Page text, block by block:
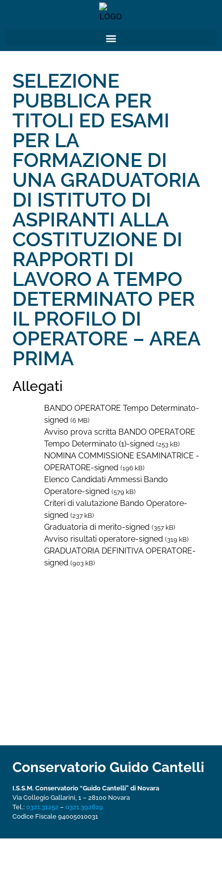
SELEZIONE
PUBBLICA PER
TITOLI ED ESAMI
PER LA
FORMAZIONE DI
UNA GRADUATORIA
DI ISTITUTO DI
ASPIRANTI ALLA
COSTITUZIONE DI
RAPPORTI DI
LAVORO A TEMPO
DETERMINATO PER
IL PROFILO DI
OPERATORE – AREA
PRIMA
Allegati
BANDO OPERATORE Tempo Determinato-
signed (6 MB)
Avviso prova scritta BANDO OPERATORE
Tempo Determinato (1)-signed (253 kB)
NOMINA COMMISSIONE ESAMINATRICE -
OPERATORE-signed (196 kB)
Elenco Candidati Ammessi Bando
Operatore-signed (579 kB)
Criteri di valutazione Bando Operatore-
signed (237 kB)
Graduatoria di merito-signed (357 kB)
Avviso risultati operatore-signed (319 kB)
GRADUATORIA DEFINITIVA OPERATORE-
signed (903 kB)
Conservatorio Guido Cantelli
I.S.S.M. Conservatorio “Guido Cantelli” di Novara
Via Collegio Gallarini, 1 – 28100 Novara
Tel.: 0321.31252 – 0321.392629
Codice Fiscale 94005010031­